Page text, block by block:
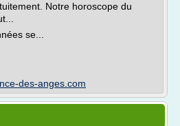
Notre horoscope du
se...
des-anges.com